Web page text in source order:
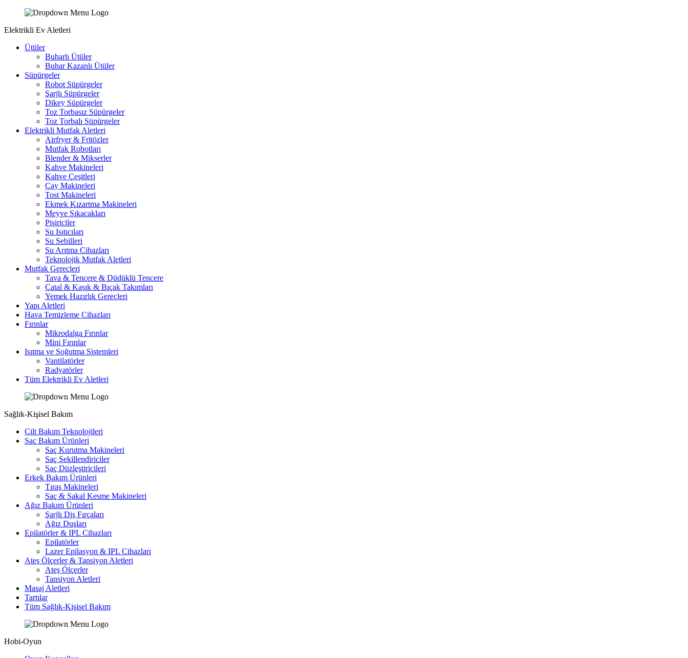
Elektrikli Ev Aletleri
Ütüler
Buharlı Ütüler
Buhar Kazanlı Ütüler
Süpürgeler
Robot Süpürgeler
Şarjlı Süpürgeler
Dikey Süpürgeler
Toz Torbasız Süpürgeler
Toz Torbalı Süpürgeler
Elektrikli Mutfak Aletleri
Airfryer & Fritözler
Mutfak Robotları
Blender & Mikserler
Kahve Makineleri
Kahve Çeşitleri
Çay Makineleri
Tost Makineleri
Ekmek Kızartma Makineleri
Meyve Sıkacakları
Pişiriciler
Su Isıtıcıları
Su Sebilleri
Su Arıtma Cihazları
Teknolojik Mutfak Aletleri
Mutfak Gereçleri
Tava & Tencere & Düdüklü Tencere
Çatal & Kaşık & Bıçak Takımları
Yemek Hazırlık Gereçleri
Yapı Aletleri
Hava Temizleme Cihazları
Fırınlar
Mikrodalga Fırınlar
Mini Fırınlar
Isıtma ve Soğutma Sistemleri
Vantilatörler
Radyatörler
Tüm Elektrikli Ev Aletleri
Sağlık-Kişisel Bakım
Cilt Bakım Teknolojileri
Saç Bakım Ürünleri
Saç Kurutma Makineleri
Saç Şekillendiriciler
Saç Düzleştiricileri
Erkek Bakım Ürünleri
Tıraş Makineleri
Saç & Sakal Kesme Makineleri
Ağız Bakım Ürünleri
Şarjlı Diş Fırçaları
Ağız Duşları
Epilatörler & IPL Cihazları
Epilatörler
Lazer Epilasyon & IPL Cihazları
Ateş Ölçerler & Tansiyon Aletleri
Ateş Ölçerler
Tansiyon Aletleri
Masaj Aletleri
Tartılar
Tüm Sağlık-Kişisel Bakım
Hobi-Oyun